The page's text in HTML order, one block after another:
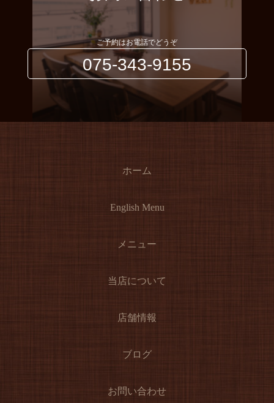
ご予約はお電話でどうぞ
075-343-9155
ホーム
English Menu
メニュー
当店について
店舗情報
ブログ
お問い合わせ